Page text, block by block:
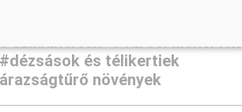
az előkertbe
sziklakertek #városi kiskertek
#dézsások és télikertiek
növények